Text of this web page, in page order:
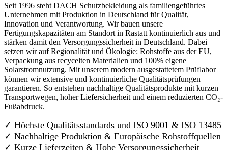
Seit 1996 steht DACH Schutzbekleidung als familiengeführtes
Unternehmen mit Produktion in Deutschland für Qualität,
Innovation und Verantwortung. Wir bauen unsere
Fertigungskapazitäten am Standort in Rastatt kontinuierlich aus und
stärken damit den Versorgungssicherheit in Deutschland. Dabei
setzen wir auf Regionalität und Ökologie: Rohstoffe aus der EU,
Verpackung aus recycelten Materialien und 100% eigene
Solarstromnutzung. Mit unserem modern ausgestattetem Prüflabor
können wir extensive und kontinuierliche Qualitätsprüfungen
garantieren. So entstehen nachhaltige Qualitätsprodukte mit kurzen
Transportwegen, hoher Liefersicherheit und einem reduzierten CO₂-
Fußabdruck.
✓ Höchste Qualitätsstandards und ISO 9001 & ISO 13485
✓ Nachhaltige Produktion & Europäische Rohstoffquellen
✓ Kurze Lieferzeiten & Hohe Versorgungssicherheit